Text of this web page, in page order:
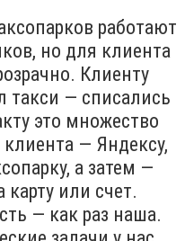
работают
но для клиента
Клиенту
такси — списались
это множество
клиента — Яндексу,
а затем —
карту или счет.
— как раз наша.